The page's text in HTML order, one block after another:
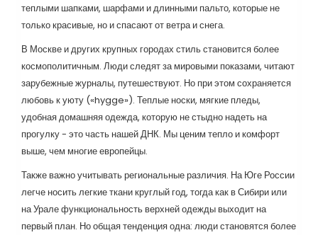
теплыми шапками, шарфами и длинными пальто, которые не
только красивые, но и спасают от ветра и снега.
В Москве и других крупных городах стиль становится более
космополитичным. Люди следят за мировыми показами, читают
зарубежные журналы, путешествуют. Но при этом сохраняется
любовь к уюту («hygge»). Теплые носки, мягкие пледы,
удобная домашняя одежда, которую не стыдно надеть на
прогулку - это часть нашей ДНК. Мы ценим тепло и комфорт
выше, чем многие европейцы.
Также важно учитывать региональные различия. На Юге России
легче носить легкие ткани круглый год, тогда как в Сибири или
на Урале функциональность верхней одежды выходит на
первый план. Но общая тенденция одна: люди становятся более